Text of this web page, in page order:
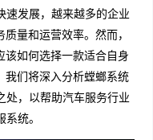
速发展，越来越多的企业
量和运营效率。然而，
如何选择一款适合自身
我们将深入分析螳螂系统
处，以帮助汽车服务行业
统。